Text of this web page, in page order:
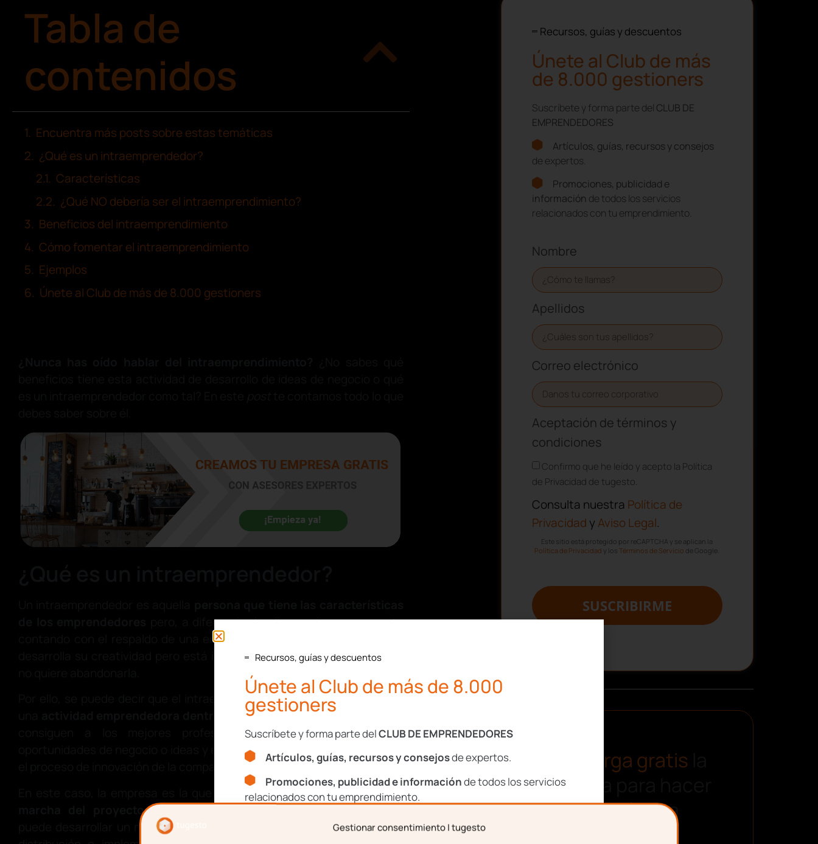
Gestionar consentimiento | tugesto
Tabla de
contenidos
Encuentra más posts sobre estas temáticas
¿Qué es un intraemprendedor?
Características
¿Qué NO debería ser el intraemprendimiento?
Beneficios del intraemprendimiento
Cómo fomentar el intraemprendimiento
Ejemplos
Únete al Club de más de 8.000 gestioners
pero, a diferencia de ellos, realiza su proyecto
contando con el respaldo de una empresa, por cuenta ajena; es decir,
desarrolla su creatividad pero está identificado con una organización y
Por ello, se puede decir que el intraemprendimiento es la realización de
actividad emprendedora dentro de un negocio ; de esta forma, se
consiguen a los mejores profesionales para encontrar nuevas
oportunidades de negocio o ideas y estos se sienten implicados en todo
En este caso, la empresa es la que da los recursos para lapuesta en
marcha del proyecto propuesto; además, el intraemprendimiento
puede desarrollar un nuevo producto o servicio, cambiar el sistema de
Recursos, guías y descuentos
Únete al Club de más
de 8.000 gestioners
Suscríbete y forma parte del CLUB DE
EMPRENDEDORES
Artículos, guías, recursos y consejos
de expertos.
Promociones, publicidad e
información de todos los servicios
relacionados con tu emprendimiento.
Nombre
Apellidos
Correo electrónico
Aceptación de términos y
condiciones
Confirmo que he leído y acepto la Política
de Privacidad de tugesto.
Consulta nuestra Política de
Privacidad y Aviso Legal.
Este sitio está protegido por reCAPTCHA y se aplican la
Política de Privacidad y losTérminos de Servicio de Google.
SUSCRIBIRME
Descarga gratis
plantilla para hacer
una nómina
Recursos, guías y descuentos
Únete al Club de más de 8.000
gestioners
Suscríbete y forma parte delCLUB DE EMPRENDEDORES
Artículos, guías, recursos y consejosde expertos.
Promociones, publicidad e informaciónde todos los servicios
relacionados con tu emprendimiento.
Apellidos